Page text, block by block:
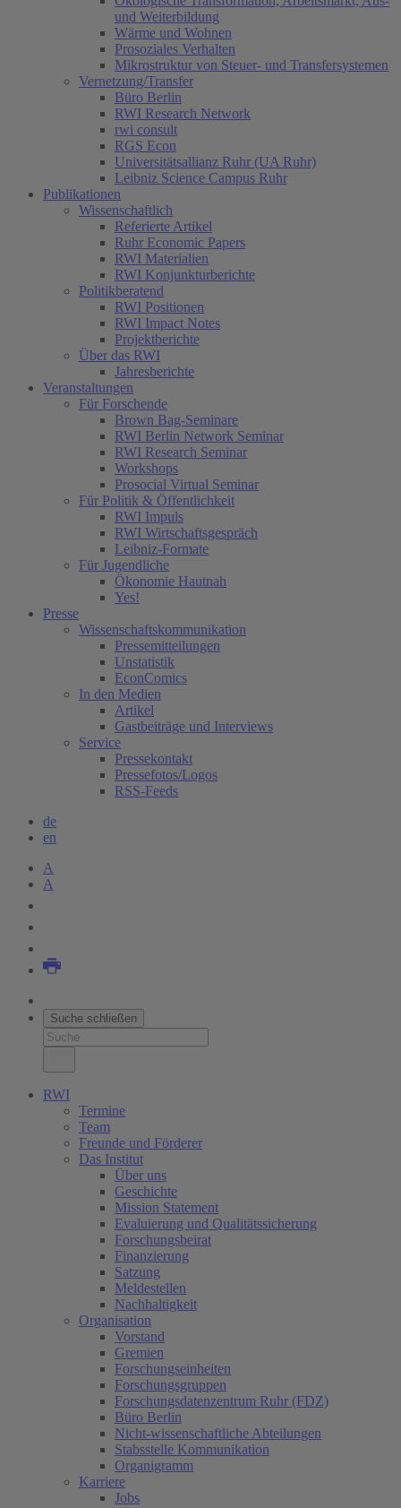
und Weiterbildung
Wärme und Wohnen
Prosoziales Verhalten
Mikrostruktur von Steuer- und Transfersystemen
Vernetzung/Transfer
Büro Berlin
RWI Research Network
rwi consult
RGS Econ
Universitätsallianz Ruhr (UA Ruhr)
Leibniz Science Campus Ruhr
Publikationen
Wissenschaftlich
Referierte Artikel
Ruhr Economic Papers
RWI Materialien
RWI Konjunkturberichte
Politikberatend
RWI Positionen
RWI Impact Notes
Projektberichte
Über das RWI
Jahresberichte
Veranstaltungen
Für Forschende
Brown Bag-Seminare
RWI Berlin Network Seminar
RWI Research Seminar
Workshops
Prosocial Virtual Seminar
Für Politik & Öffentlichkeit
RWI Impuls
RWI Wirtschaftsgespräch
Leibniz-Formate
Für Jugendliche
Ökonomie Hautnah
Yes!
Presse
Wissenschaftskommunikation
Pressemitteilungen
Unstatistik
EconComics
In den Medien
Artikel
Gastbeiträge und Interviews
Service
Pressekontakt
Pressefotos/Logos
RSS-Feeds
de
en
A
A
Suche schließen
RWI
Termine
Team
Freunde und Förderer
Das Institut
Über uns
Geschichte
Mission Statement
Evaluierung und Qualitätssicherung
Forschungsbeirat
Finanzierung
Satzung
Meldestellen
Nachhaltigkeit
Organisation
Vorstand
Gremien
Forschungseinheiten
Forschungsgruppen
Forschungsdatenzentrum Ruhr (FDZ)
Büro Berlin
Nicht-wissenschaftliche Abteilungen
Stabsstelle Kommunikation
Organigramm
Karriere
Jobs